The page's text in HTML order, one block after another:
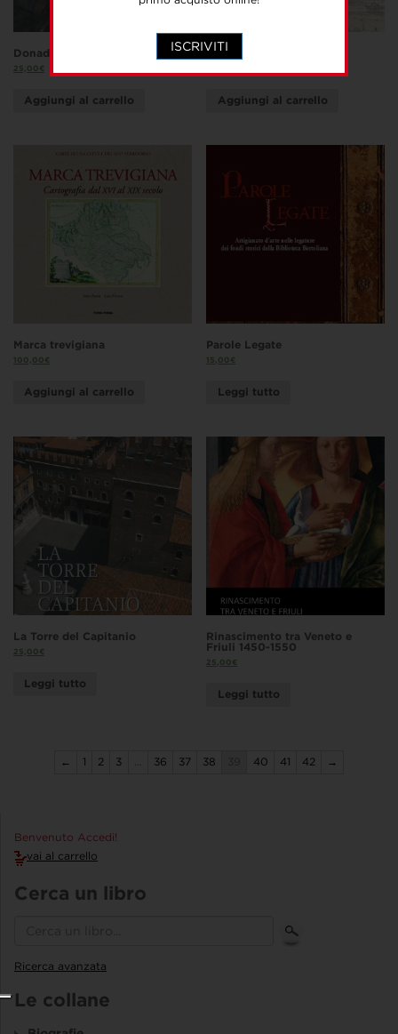
ISCRIVITI
Donadel. Opere recenti
25,00€
Aggiungi al carrello
Atlante Trevigiano
Aggiungi al carrello
Marca trevigiana
100,00€
Aggiungi al carrello
Parole Legate
15,00€
Leggi tutto
La Torre del Capitanio
25,00€
Leggi tutto
Rinascimento tra Veneto e
Friuli 1450-1550
25,00€
Leggi tutto
← 1 2 3 … 36 37 38 40 41 42 →
Benvenuto Accedi!
vai al carrello
Cerca un libro
Ricerca avanzata
Le collane